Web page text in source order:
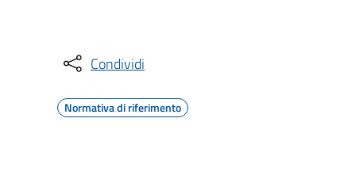
Condividi
Normativa di riferimento